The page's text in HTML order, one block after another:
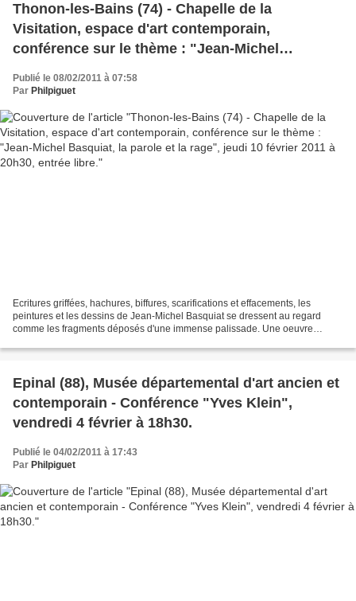
Thonon-les-Bains (74) - Chapelle de la
Visitation, espace d'art contemporain,
conférence sur le thème : "Jean-Michel
2011 à 20h30, entrée libre.
Publié le 08/02/2011 à 07:58
Par Philpiguet
Ecritures griffées, hachures, biffures, scarifications et effacements, les
peintures et les dessins de Jean-Michel Basquiat se dressent au regard
comme les fragments déposés d'une immense palissade. Une oeuvre
Epinal (88), Musée départemental d'art ancien et
contemporain - Conférence "Yves Klein",
vendredi 4 février à 18h30.
Publié le 04/02/2011 à 17:43
Par Philpiguet